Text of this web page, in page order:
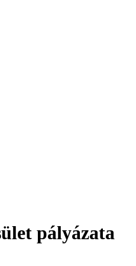
pályázata